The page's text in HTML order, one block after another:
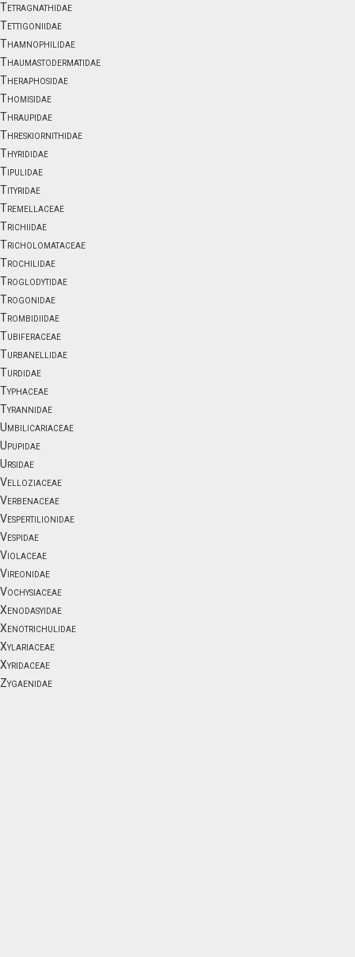
Tetragnathidae
Tettigoniidae
Thamnophilidae
Thaumastodermatidae
Theraphosidae
Thomisidae
Thraupidae
Threskiornithidae
Thyrididae
Tipulidae
Tityridae
Tremellaceae
Trichiidae
Tricholomataceae
Trochilidae
Troglodytidae
Trogonidae
Trombidiidae
Tubiferaceae
Turbanellidae
Turdidae
Typhaceae
Tyrannidae
Umbilicariaceae
Upupidae
Ursidae
Velloziaceae
Verbenaceae
Vespertilionidae
Vespidae
Violaceae
Vireonidae
Vochysiaceae
Xenodasyidae
Xenotrichulidae
Xylariaceae
Xyridaceae
Zygaenidae